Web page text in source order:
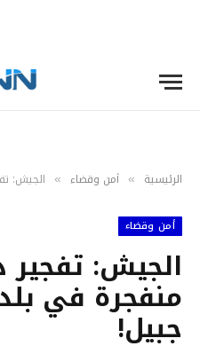
الرئيسية » أمن وقضاء » الجيش:
أمن وقضاء
الجيش: تفجير
منفجرة في
جبيل!